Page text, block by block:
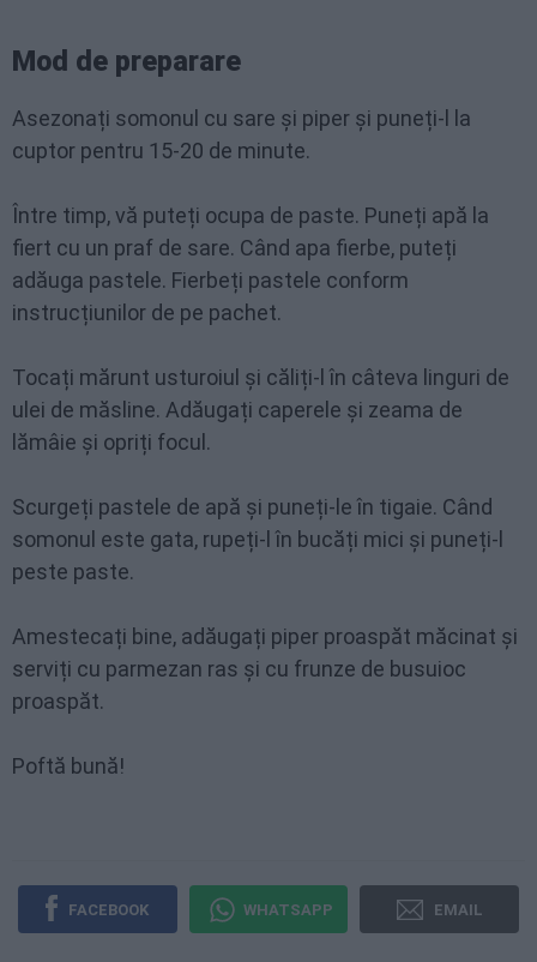
Mod de preparare
Asezonați somonul cu sare și piper și puneți-l la
cuptor pentru 15-20 de minute.
Între timp, vă puteți ocupa de paste. Puneți apă la
fiert cu un praf de sare. Când apa fierbe, puteți
adăuga pastele. Fierbeți pastele conform
instrucțiunilor de pe pachet.
Tocați mărunt usturoiul și căliți-l în câteva linguri de
ulei de măsline. Adăugați caperele și zeama de
lămâie și opriți focul.
Scurgeți pastele de apă și puneți-le în tigaie. Când
somonul este gata, rupeți-l în bucăți mici și puneți-l
peste paste.
Amestecați bine, adăugați piper proaspăt măcinat și
serviți cu parmezan ras și cu frunze de busuioc
proaspăt.
Poftă bună!
FACEBOOK WHATSAPP EMAIL